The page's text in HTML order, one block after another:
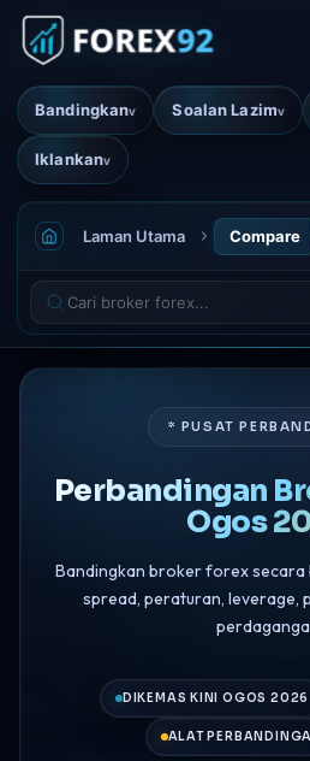
Bandingkanv Soalan Lazimv
Iklankanv
Laman Utama Compare
* PUSAT
Perbandingan
Ogos
Bandingkan broker forex secara
spread, peraturan, leverage,
DIKEMAS KINI OGOS 2026
ALAT